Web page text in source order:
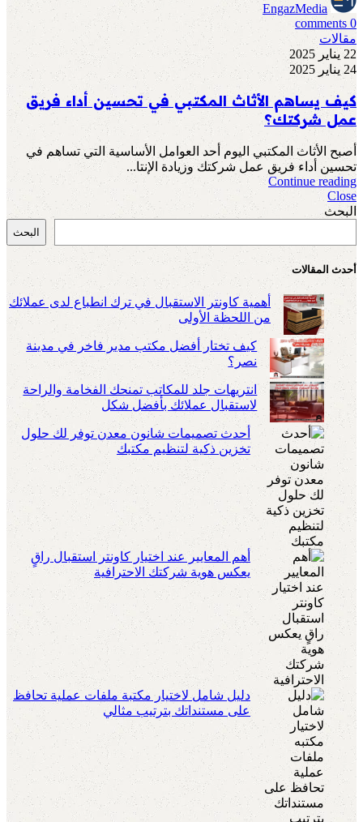
EngazMedia
0
comments
مقالات
22 يناير 2025
24 يناير 2025
كيف يساهم الأثاث المكتبي في تحسين أداء فريق
عمل شركتك؟
أصبح الأثاث المكتبي اليوم أحد العوامل الأساسية التي تساهم في
تحسين أداء فريق عمل شركتك وزيادة الإنتا...
Continue reading
Close
البحث
البحث
أحدث المقالات
أهمية كاونتر الاستقبال في ترك انطباع لدى عملائك
من اللحظة الأولى
كيف تختار أفضل مكتب مدير فاخر في مدينة
نصر؟
انتريهات جلد للمكاتب تمنحك الفخامة والراحة
لاستقبال عملائك بأفضل شكل
أحدث تصميمات شانون معدن توفر لك حلول
تخزين ذكية لتنظيم مكتبك
أهم المعايير عند اختيار كاونتر استقبال راقٍ
يعكس هوية شركتك الاحترافية
دليل شامل لاختيار مكتبة ملفات عملية تحافظ
على مستنداتك بترتيب مثالي